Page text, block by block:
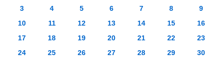
3
4 5 6 7 8
9
10
11 12 13 14 15
16
17
18 19 20 21 22
23
24
25 26 27 28 29 30